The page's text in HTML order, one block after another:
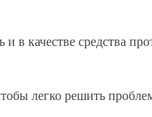
в качестве средства
легко решить